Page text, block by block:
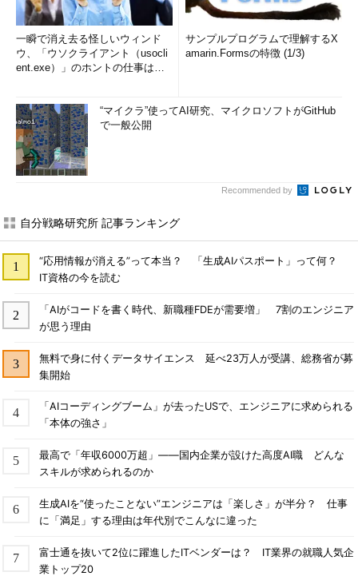
一瞬で消え去る怪しいウィンド
ウ、「ウソクライアント（usocli
ent.exe）」のホントの仕事は？
サンプルプログラムで理解するX
amarin.Formsの特徴 (1/3)
“マイクラ”使ってAI研究、マイクロソフトがGitHub
で一般公開
Recommended by
自分戦略研究所 記事ランキング
“応用情報が消える”って本当？ 「生成AIパスポート」って何？
IT資格の今を読む
「AIがコードを書く時代、新職種FDEが需要増」 7割のエンジニア
が思う理由
無料で身に付くデータサイエンス 延べ23万人が受講、総務省が募
集開始
「AIコーディングブーム」が去ったUSで、エンジニアに求められる
「本体の強さ」
最高で「年収6000万超」――国内企業が設けた高度AI職 どんな
スキルが求められるのか
生成AIを“使ったことない”エンジニアは「楽しさ」が半分？ 仕事
に「満足」する理由は年代別でこんなに違った
富士通を抜いて2位に躍進したITベンダーは？ IT業界の就職人気企
業トップ20